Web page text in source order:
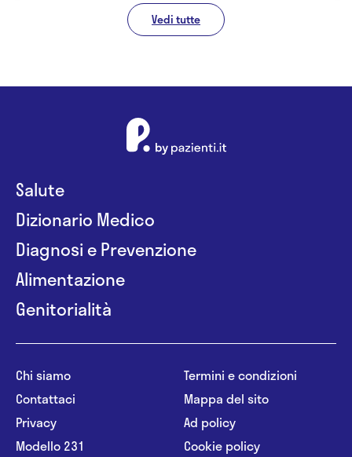
Vedi tutte
Salute
Dizionario Medico
Diagnosi e Prevenzione
Alimentazione
Genitorialità
Chi siamo
Contattaci
Privacy
Modello 231
Termini e condizioni
Mappa del sito
Ad policy
Cookie policy